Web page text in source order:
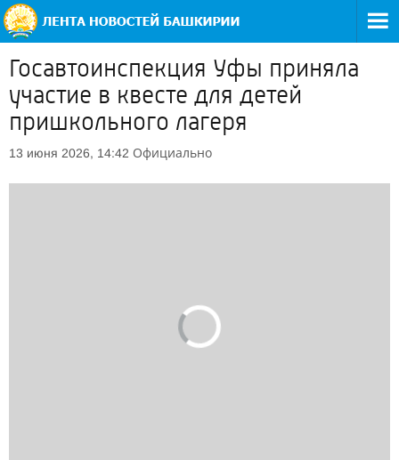
Госавтоинспекция Уфы приняла
участие в квесте для детей
пришкольного лагеря
13 июня 2026, 14:42 Официально